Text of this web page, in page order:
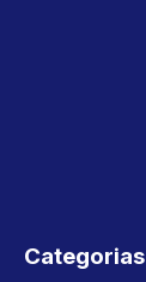
Categorias